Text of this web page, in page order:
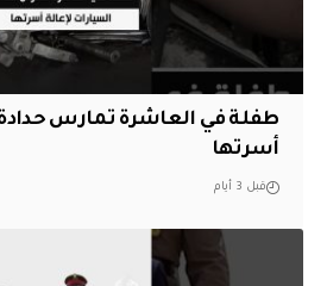
طفلة في العاشرة تمارس حدادة
أسرتها
قبل 3 أيام